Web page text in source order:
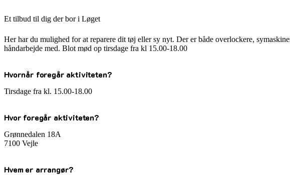
Et tilbud til dig der bor i Løget
Her har du mulighed for at reparere dit tøj eller sy nyt. Der er både overlockere,
håndarbejde med. Blot mød op tirsdage fra kl 15.00-18.00
Hvornår foregår aktiviteten?
Tirsdage fra kl. 15.00-18.00
Hvor foregår aktiviteten?
Grønnedalen 18A
7100 Vejle
Hvem er arrangør?